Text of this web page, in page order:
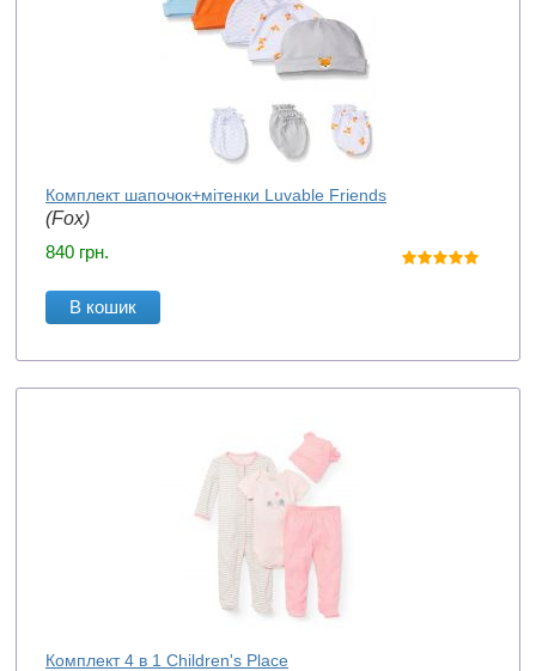
Комплект шапочок+мітенки Luvable Friends
(Fox)
840 грн.
В кошик
Комплект 4 в 1 Children's Place